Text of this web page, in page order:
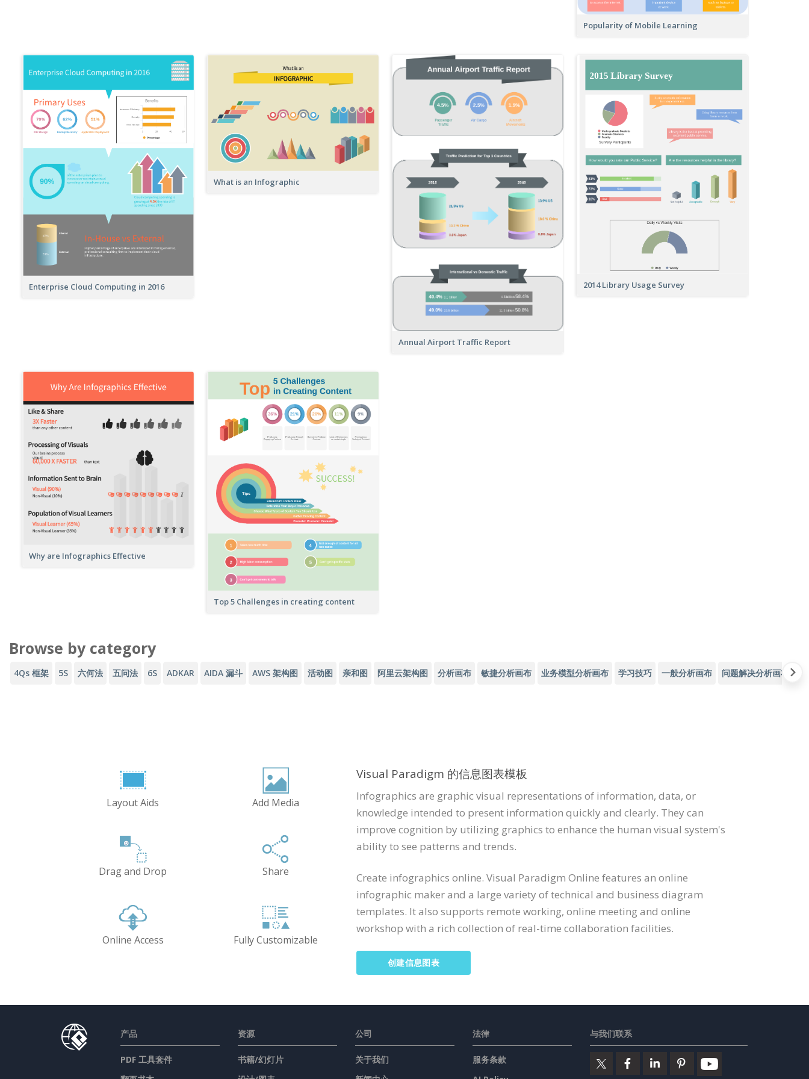
Popularity of Mobile Learning
Enterprise Cloud Computing in 2016
What is an Infographic
Annual Airport Traffic Report
2014 Library Usage Survey
Why are Infographics Effective
Top 5 Challenges in creating content
Browse by category
4Qs 框架 5S 六何法 五问法 6S ADKAR AIDA 漏斗 AWS 架构图 活动图 亲和图 阿里云架构图 分析画布 敏捷分析画布 业务模型分析画布 学习技巧 一般分析画布 问题解决分析画布
Layout Aids Add Media
Drag and Drop Share
Online Access Fully Customizable
Visual Paradigm 的信息图表模板
Infographics are graphic visual representations of information, data, or
knowledge intended to present information quickly and clearly. They can
improve cognition by utilizing graphics to enhance the human visual system's
ability to see patterns and trends.
Create infographics online. Visual Paradigm Online features an online
infographic maker and a large variety of technical and business diagram
templates. It also supports remote working, online meeting and online
workshop with a rich collection of real-time collaboration facilities.
创建信息图表
产品
PDF 工具套件
资源
书籍/幻灯片
公司
关于我们
法律
服务条款
与我们联系